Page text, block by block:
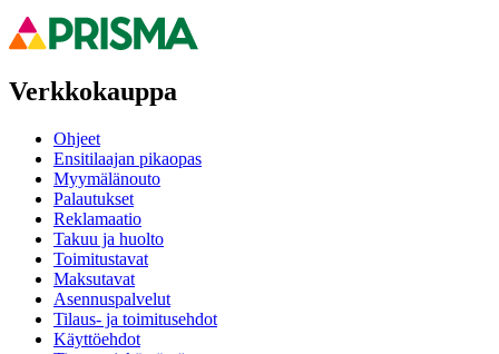
Verkkokauppa
Ohjeet
Ensitilaajan pikaopas
Myymälänouto
Palautukset
Reklamaatio
Takuu ja huolto
Toimitustavat
Maksutavat
Asennuspalvelut
Tilaus- ja toimitusehdot
Käyttöehdot